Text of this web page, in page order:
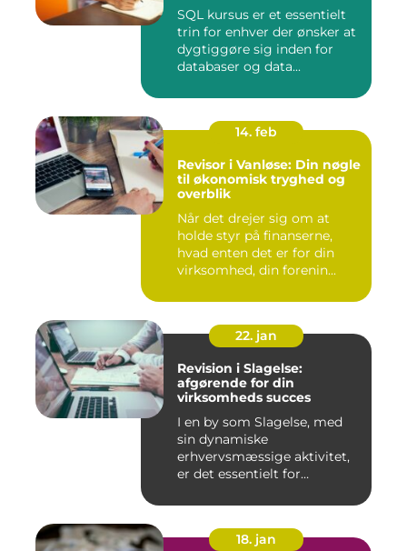
SQL kursus er et essentielt
trin for enhver der ønsker at
dygtiggøre sig inden for
databaser og data...
14. feb
Revisor i Vanløse: Din nøgle
til økonomisk tryghed og
overblik
Når det drejer sig om at
holde styr på finanserne,
hvad enten det er for din
virksomhed, din forenin...
22. jan
Revision i Slagelse:
afgørende for din
virksomheds succes
I en by som Slagelse, med
sin dynamiske
erhvervsmæssige aktivitet,
er det essentielt for
18. jan